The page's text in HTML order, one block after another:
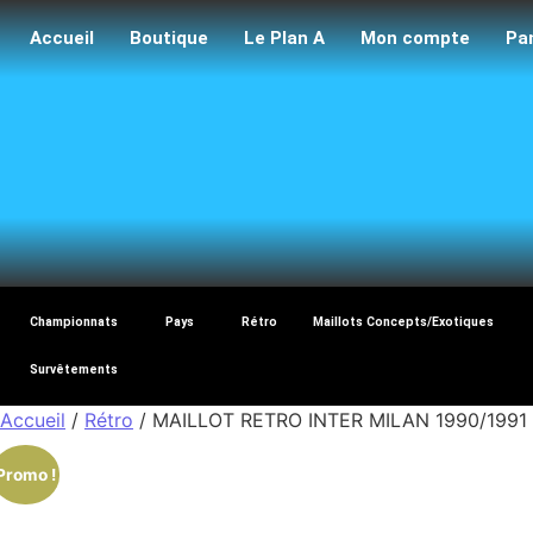
Accueil Boutique Le Plan A Mon compte
Championnats Pays Rétro Maillots Concepts/Exotiques
Survêtements
Accueil / Rétro / MAILLOT RETRO INTER MILAN 1990/1991
!